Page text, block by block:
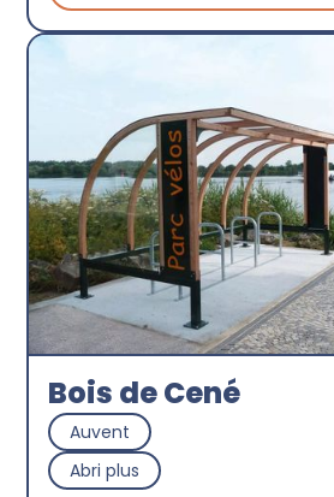
Bois de Cené
Auvent
Abri plus